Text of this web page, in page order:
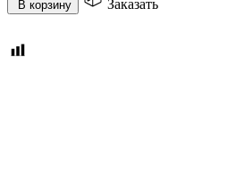
В корзину Заказать